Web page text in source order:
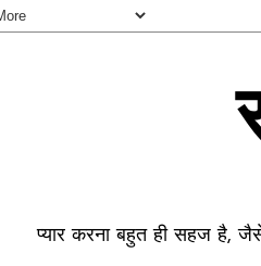
प्यार करना बहुत ही सहज है,